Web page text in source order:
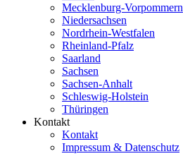
Mecklenburg-Vorpommern
Niedersachsen
Nordrhein-Westfalen
Rheinland-Pfalz
Saarland
Sachsen
Sachsen-Anhalt
Schleswig-Holstein
Thüringen
Kontakt
Kontakt
Impressum & Datenschutz